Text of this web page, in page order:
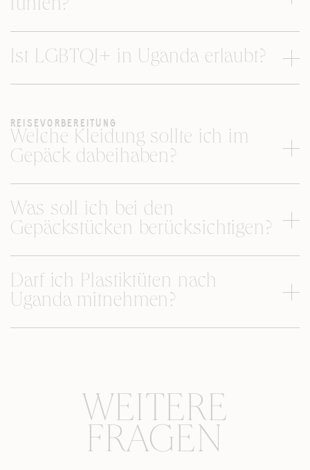
fühlen?
Ist LGBTQI+ in Uganda erlaubt?
REISEVORBEREITUNG
Welche Kleidung sollte ich im
Gepäck dabeihaben?
Was soll ich bei den
Gepäckstücken berücksichtigen?
Darf ich Plastiktüten nach
Uganda mitnehmen?
WEITERE
FRAGEN